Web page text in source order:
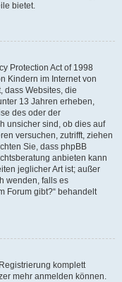
bietet.
Protection Act of 1998
Kindern im Internet von
dass Websites, die
13 Jahren erheben,
des oder der
unsicher sind, ob dies auf
versuchen, zutrifft, ziehen
Sie, dass phpBB
anbieten kann
jeglicher Art ist; außer
wenden, falls es
Forum gibt?“ behandelt
komplett
mehr anmelden können.